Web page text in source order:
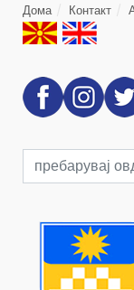
Дома Контакт